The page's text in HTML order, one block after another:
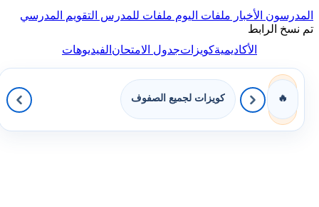
المدرسون الأخبار ملفات اليوم ملفات للمدرس التقويم المدرسي
تم نسخ الرابط
الأكاديميةكويزاتجدول الامتحانالفيديوهات
🔥 كويزات لجميع الصفوف